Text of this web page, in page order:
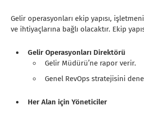
Gelir operasyonları ekip yapısı,
ve ihtiyaçlarına bağlı olacaktır. Ekip
Gelir Operasyonları Direktörü
Gelir Müdürü’ne rapor verir.
Genel RevOps stratejisini
Her Alan için Yöneticiler